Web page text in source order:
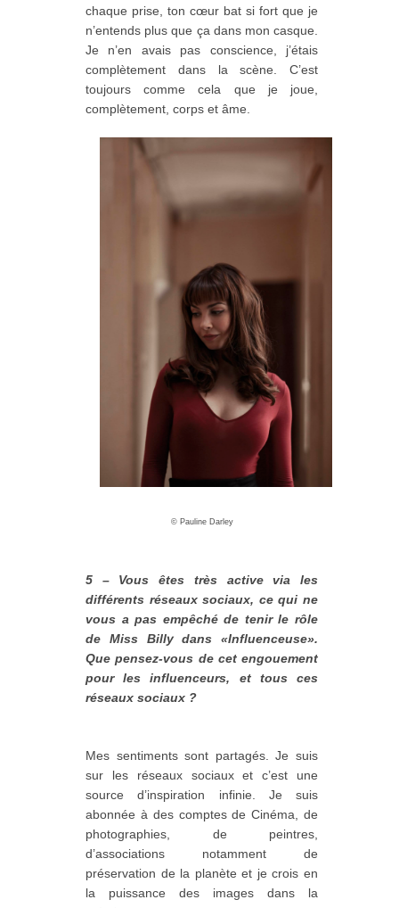
chaque prise, ton cœur bat si fort que je
n’entends plus que ça dans mon casque.
Je n’en avais pas conscience, j’étais
complètement dans la scène. C’est
toujours comme cela que je joue,
complètement, corps et âme.
©Pauline Darley
5 – Vous êtes très active via les
différents réseaux sociaux, ce qui ne
vous a pas empêché de tenir le rôle
de Miss Billy dans «Influenceuse».
Que pensez-vous de cet engouement
pour les influenceurs, et tous ces
réseaux sociaux ?
Mes sentiments sont partagés. Je suis
sur les réseaux sociaux et c’est une
source d’inspiration infinie. Je suis
abonnée à des comptes de Cinéma, de
photographies, de peintres,
d’associations notamment de
préservation de la planète et je crois en
la puissance des images dans la